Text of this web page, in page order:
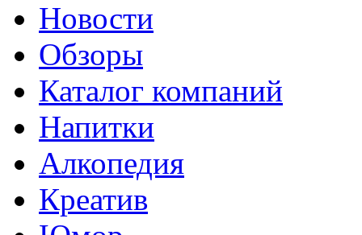
Новости
Обзоры
Каталог компаний
Напитки
Алкопедия
Креатив